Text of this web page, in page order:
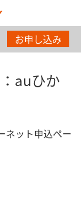
お申し込み
auひか
ネット申込ペー